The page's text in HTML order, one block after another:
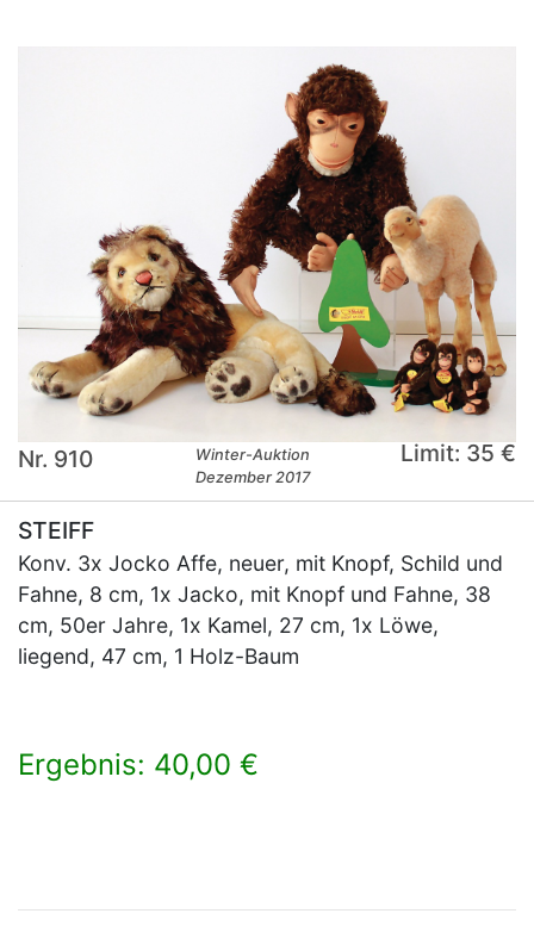
Nr. 910
Winter-Auktion
Dezember 2017
Limit: 35 €
STEIFF
Konv. 3x Jocko Affe, neuer, mit Knopf, Schild und
Fahne, 8 cm, 1x Jacko, mit Knopf und Fahne, 38
cm, 50er Jahre, 1x Kamel, 27 cm, 1x Löwe,
liegend, 47 cm, 1 Holz-Baum
Ergebnis: 40,00 €